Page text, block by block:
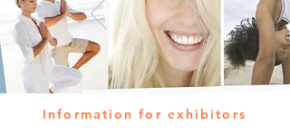
Information for exhibitors